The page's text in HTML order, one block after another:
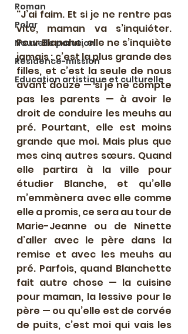
Roman
Polar
Nouvelle parution
Résidence-mission
Education artistique et culturelle
"J’ai faim. Et si je ne rentre pas
vite, maman va s’inquiéter.
Pour Blanche, elle ne s’inquiète
jamais : c’est la plus grande des
filles, et c’est la seule de nous
avant douze — si je ne compte
pas les parents — à avoir le
droit de conduire les meuhs au
pré. Pourtant, elle est moins
grande que moi. Mais plus que
mes cinq autres sœurs. Quand
elle partira à la ville pour
étudier Blanche, et qu’elle
m’emmènera avec elle comme
elle a promis, ce sera au tour de
Marie-Jeanne ou de Ninette
d’aller avec le père dans la
remise et avec les meuhs au
pré. Parfois, quand Blanchette
fait autre chose — la cuisine
pour maman, la lessive pour le
père — ou qu’elle est de corvée
de puits, c’est moi qui vais les